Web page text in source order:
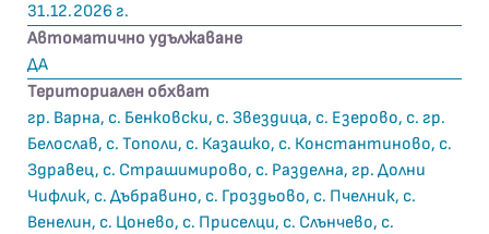
31.12.2026 г.
Автоматично удължаване
ДА
Териториален обхват
гр. Варна, с. Бенковски, с. Звездица, с. Езерово, с. гр.
Белослав, с. Тополи, с. Казашко, с. Константиново, с.
Здравец, с. Страшимирово, с. Разделна, гр. Долни
Чифлик, с. Дъбравино, с. Гроздьово, с. Пчелник, с.
Венелин, с. Цонево, с. Приселци, с. Слънчево, с.